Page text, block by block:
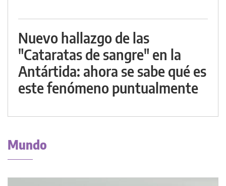
Nuevo hallazgo de las
"Cataratas de sangre" en la
Antártida: ahora se sabe qué es
este fenómeno puntualmente
Mundo